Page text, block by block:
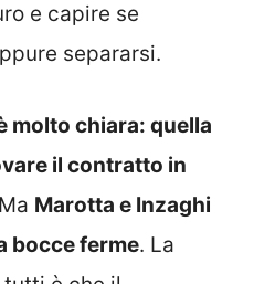
e capire se
separarsi.
molto chiara: quella
il contratto in
Marotta e Inzaghi
bocce ferme. La